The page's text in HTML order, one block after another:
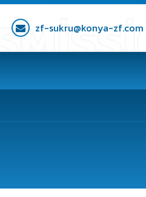
zf-sukru@konya-zf.com